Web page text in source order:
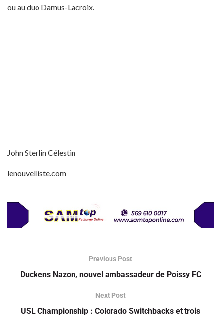
ou au duo Damus-Lacroix.
John Sterlin Célestin
lenouvelliste.com
Previous Post
Duckens Nazon, nouvel ambassadeur de Poissy FC
Next Post
USL Championship : Colorado Switchbacks et trois